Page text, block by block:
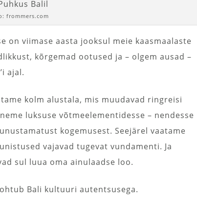
frommers.com
on viimase aasta jooksul meie kaasmaalaste
kõrgemad ootused ja – olgem ausad –
ajal.
kolm alustala, mis muudavad ringreisi
luksuse võtmeelementidesse – nendesse
kogemusest. Seejärel vaatame
vajavad tugevat vundamenti. Ja
sul luua oma ainulaadse loo.
Bali kultuuri autentsusega.